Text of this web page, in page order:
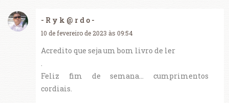
- R y k @ r d o -
10 de fevereiro de 2023 às 09:54
Acredito que seja um bom livro de ler
.
Feliz fim de semana… cumprimentos
cordiais.